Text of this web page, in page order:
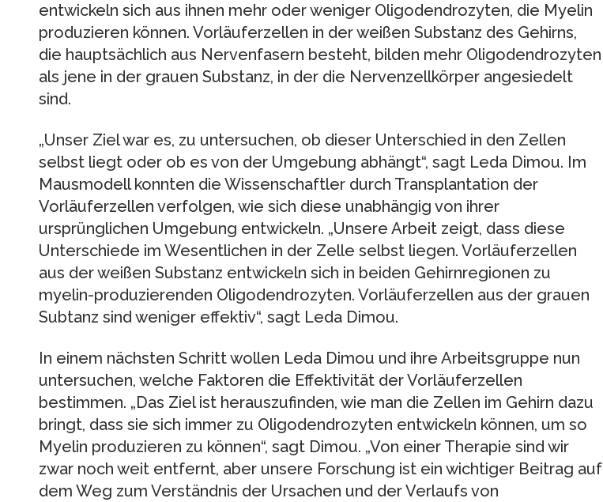
entwickeln sich aus ihnen mehr oder weniger Oligodendrozyten, die Myelin
produzieren können. Vorläuferzellen in der weißen Substanz des Gehirns,
die hauptsächlich aus Nervenfasern besteht, bilden mehr Oligodendrozyten
als jene in der grauen Substanz, in der die Nervenzellkörper angesiedelt
sind.
„Unser Ziel war es, zu untersuchen, ob dieser Unterschied in den Zellen
selbst liegt oder ob es von der Umgebung abhängt“, sagt Leda Dimou. Im
Mausmodell konnten die Wissenschaftler durch Transplantation der
Vorläuferzellen verfolgen, wie sich diese unabhängig von ihrer
ursprünglichen Umgebung entwickeln. „Unsere Arbeit zeigt, dass diese
Unterschiede im Wesentlichen in der Zelle selbst liegen. Vorläuferzellen
aus der weißen Substanz entwickeln sich in beiden Gehirnregionen zu
myelin-produzierenden Oligodendrozyten. Vorläuferzellen aus der grauen
Subtanz sind weniger effektiv“, sagt Leda Dimou.
In einem nächsten Schritt wollen Leda Dimou und ihre Arbeitsgruppe nun
untersuchen, welche Faktoren die Effektivität der Vorläuferzellen
bestimmen. „Das Ziel ist herauszufinden, wie man die Zellen im Gehirn dazu
bringt, dass sie sich immer zu Oligodendrozyten entwickeln können, um so
Myelin produzieren zu können“, sagt Dimou. „Von einer Therapie sind wir
zwar noch weit entfernt, aber unsere Forschung ist ein wichtiger Beitrag auf
dem Weg zum Verständnis der Ursachen und der Verlaufs von